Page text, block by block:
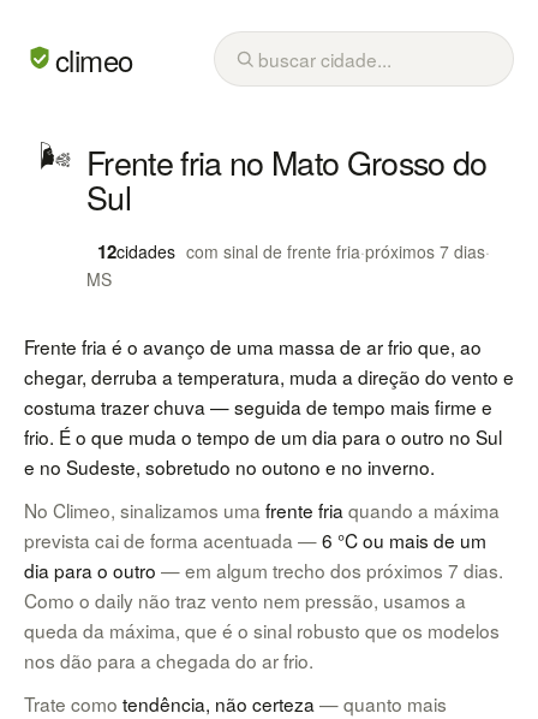
climeo
🌬️ Frente fria no Mato Grosso do
Sul
12cidades com sinal de frente fria·próximos 7 dias·
MS
Frente fria é o avanço de uma massa de ar frio que, ao
chegar, derruba a temperatura, muda a direção do vento e
costuma trazer chuva — seguida de tempo mais firme e
frio. É o que muda o tempo de um dia para o outro no Sul
e no Sudeste, sobretudo no outono e no inverno.
No Climeo, sinalizamos uma frente fria quando a máxima
prevista cai de forma acentuada —6 °C ou mais de um
dia para o outro — em algum trecho dos próximos 7 dias.
Como o daily não traz vento nem pressão, usamos a
queda da máxima, que é o sinal robusto que os modelos
nos dão para a chegada do ar frio.
Trate como tendência, não certeza — quanto mais